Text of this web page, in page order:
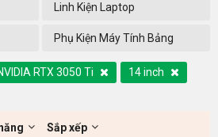
Linh Kiện Laptop
Phụ Kiện Máy Tính Bảng
RTX 3050 Ti
14 inch
Sắp xếp